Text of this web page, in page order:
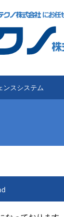
ンスシステム